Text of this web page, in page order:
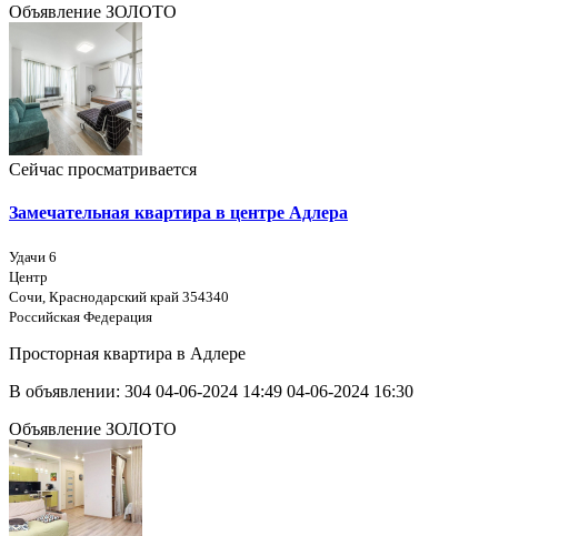
Объявление ЗОЛОТО
Сейчас просматривается
Замечательная квартира в центре Адлера
Удачи 6
Центр
Сочи, Краснодарский край 354340
Российская Федерация
Просторная квартира в Адлере
В объявлении: 304 04-06-2024 14:49 04-06-2024 16:30
Объявление ЗОЛОТО